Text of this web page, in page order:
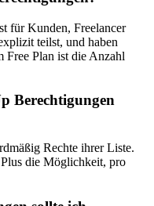
für Kunden, Freelancer
teilst, und haben
Free Plan ist die Anzahl
Berechtigungen
Rechte ihrer Liste.
die Möglichkeit, pro